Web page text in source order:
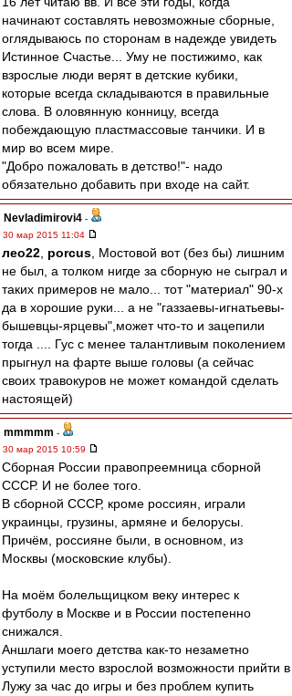
начинают составлять невозможные сборные,
оглядываюсь по сторонам в надежде увидеть
Истинное Счастье... Уму не постижимо, как
взрослые люди верят в детские кубики,
которые всегда складываются в правильные
слова. В оловянную конницу, всегда
побеждающую пластмассовые танчики. И в
мир во всем мире.
"Добро пожаловать в детство!"- надо
обязательно добавить при входе на сайт.
Nevladimirovi4 -
30 мар 2015 11:04
лео22 porcus , Мостовой вот (без бы) лишним
не был, а толком нигде за сборную не сыграл и
таких примеров не мало... тот "материал" 90-х
да в хорошие руки... а не "газзаевы-игнатьевы-
бышевцы-ярцевы",может что-то и зацепили
тогда .... Гус с менее талантливым поколением
прыгнул на фарте выше головы (а сейчас
своих травокуров не может командой сделать
настоящей)
mmmmm -
30 мар 2015 10:59
Сборная России правопреемница сборной
СССР. И не более того.
В сборной СССР, кроме россиян, играли
украинцы, грузины, армяне и белорусы.
Причём, россияне были, в основном, из
Москвы (московские клубы).
На моём болельщицком веку интерес к
футболу в Москве и в России постепенно
снижался.
Аншлаги моего детства как-то незаметно
уступили место взрослой возможности прийти в
Лужу за час до игры и без проблем купить